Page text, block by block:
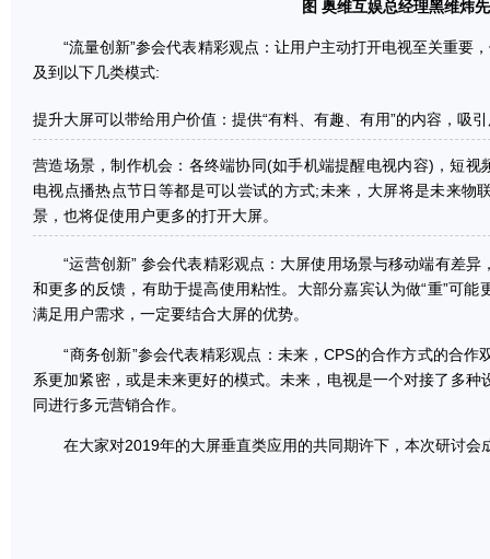
图 奥维互娱总经理黑维炜
“流量创新”参会代表精彩观点：让用户主动打开电视至关重要
及到以下几类模式:
提升大屏可以带给用户价值：提供“有料、有趣、有用”的内容，吸
营造场景，制作机会：各终端协同(如手机端提醒电视内容)，短视
电视点播热点节日等都是可以尝试的方式;未来，大屏将是未来物
景，也将促使用户更多的打开大屏。
“运营创新” 参会代表精彩观点：大屏使用场景与移动端有差异
和更多的反馈，有助于提高使用粘性。大部分嘉宾认为做“重”可
满足用户需求，一定要结合大屏的优势。
“商务创新”参会代表精彩观点：未来，CPS的合作方式的合作
系更加紧密，或是未来更好的模式。未来，电视是一个对接了多
同进行多元营销合作。
在大家对2019年的大屏垂直类应用的共同期许下，本次研讨会